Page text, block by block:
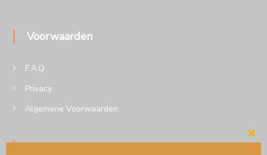
Voorwaarden
F.A.Q
Privacy
Algemene Voorwaarden
Volg MamaMaria op insta of Facebook